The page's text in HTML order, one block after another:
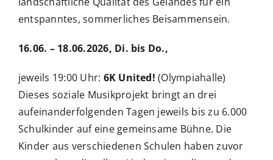
entspanntes, sommerliches Beisammensein.
16.06. – 18.06.2026, Di. bis Do.,
jeweils 19:00 Uhr: 6K United! (Olympiahalle)
Dieses soziale Musikprojekt bringt an drei
aufeinanderfolgenden Tagen jeweils bis zu 6.000
Schulkinder auf eine gemeinsame Bühne. Die
Kinder aus verschiedenen Schulen haben zuvor